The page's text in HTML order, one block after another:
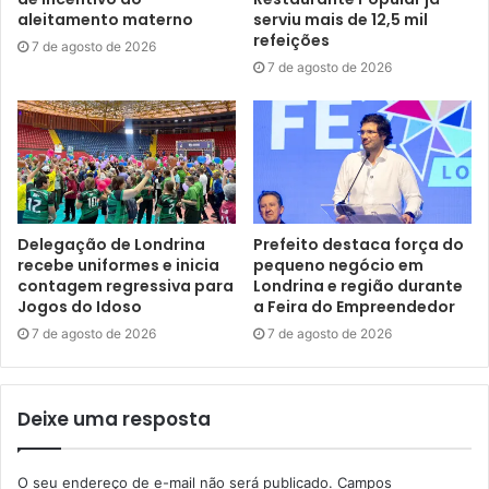
estrela ao ganhar duas medalhas de prata, nos
revezamentos 4 x 400 metros misto e 4 x 400 metros
feminino. “Tudo isso que tenho vivido é um grande sonho.
No esporte que eu amo, uma carreira ainda curta, com
conquistas e oportunidades inesquecíveis. Só tenho a
agradecer a todos que acreditam em mim e me apoiam no
dia a dia”, destacou a jovem, atual bicampeã nacional sub-
20 nos 400 metros rasos.
Com os resultados, o trio soma pontos importantes no
ranking mundial mirando a vaga olímpica. Livia e Tatiane
seguem na expectativa também da classificação para o
Budapeste. O torneio será realizado de 19 a 27 de agosto,
com mais de 2.000 atletas de mais de 200 países.
aleitamento materno
7 de agosto de 2026
serviu mais de 12,5 mil
refeições
7 de agosto de 2026
Delegação de Londrina
recebe uniformes e inicia
contagem regressiva para
Jogos do Idoso
7 de agosto de 2026
Prefeito destaca força do
pequeno negócio em
Londrina e região durante
a Feira do Empreendedor
7 de agosto de 2026
Deixe uma resposta
O seu endereço de e-mail não será publicado. Campos